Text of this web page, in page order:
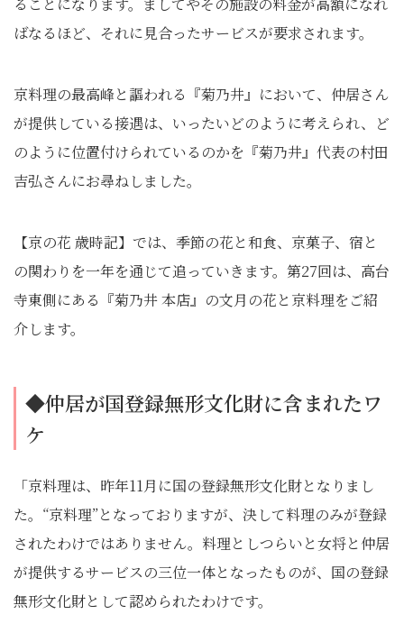
ばなるほど、それに見合ったサービスが要求されます。
京料理の最高峰と謳われる『菊乃井』において、仲居さん
が提供している接遇は、いったいどのように考えられ、ど
のように位置付けられているのかを『菊乃井』代表の村田
吉弘さんにお尋ねしました。
【京の花 歳時記】では、季節の花と和食、京菓子、宿と
の関わりを一年を通じて追っていきます。第27回は、高台
寺東側にある『菊乃井 本店』の文月の花と京料理をご紹
介します。
◆仲居が国登録無形文化財に含まれたワ
ケ
「京料理は、昨年11月に国の登録無形文化財となりまし
た。“京料理”となっておりますが、決して料理のみが登録
されたわけではありません。料理としつらいと女将と仲居
が提供するサービスの三位一体となったものが、国の登録
無形文化財として認められたわけです。